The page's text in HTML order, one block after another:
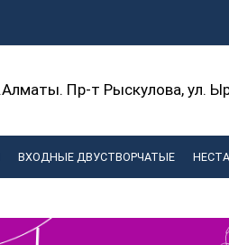
Пр-т Рыскулова, ул.
ВХОДНЫЕ ДВУСТВОРЧАТЫЕ